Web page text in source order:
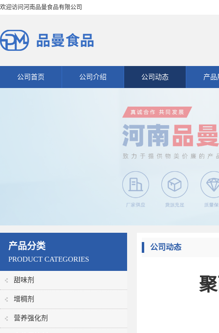
欢迎访问河南品曼食品有限公司
公司首页 公司介绍 公司动态 产品
产品分类
PRODUCT CATEGORIES
甜味剂
增稠剂
营养强化剂
公司动态